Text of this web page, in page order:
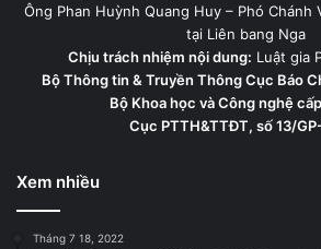
Ông Phan Huỳnh Quang Huy – Phó Chánh
tại Liên bang Nga
Chịu trách nhiệm nội dung: Luật gia
Bộ Thông tin & Truyền Thông Cục Báo
Bộ Khoa học và Công nghệ
Cục PTTH&TTĐT, số 13/
Xem nhiều
Tháng 7 18, 2022